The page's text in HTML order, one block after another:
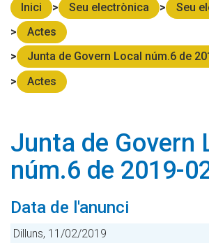
Inici Seu electrònica
Seu
Actes
Junta de Govern Local núm.6 de
Actes
Junta de Govern
núm.6 de 2019-
Data de l'anunci
Dilluns, 11/02/2019